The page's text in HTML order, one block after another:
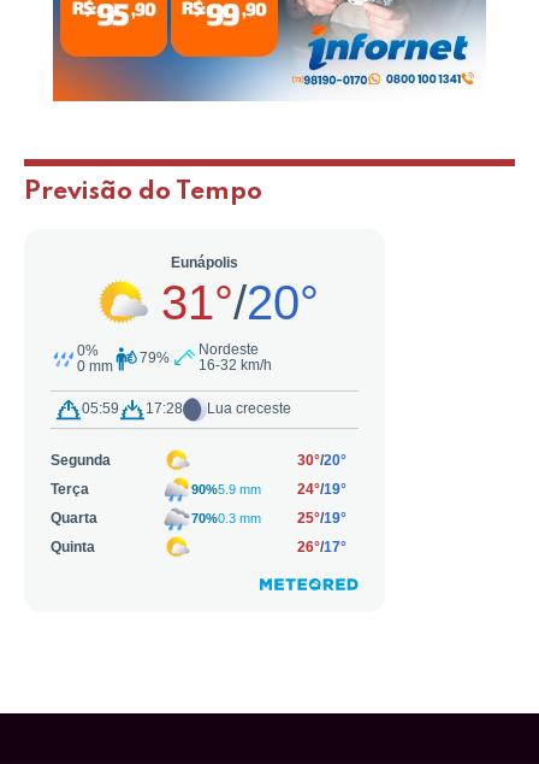
Previsão do Tempo